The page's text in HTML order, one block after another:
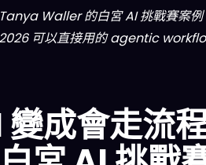
Waller 的白宮 AI 挑戰賽案例
可以直接用的 agentic
變成會走流